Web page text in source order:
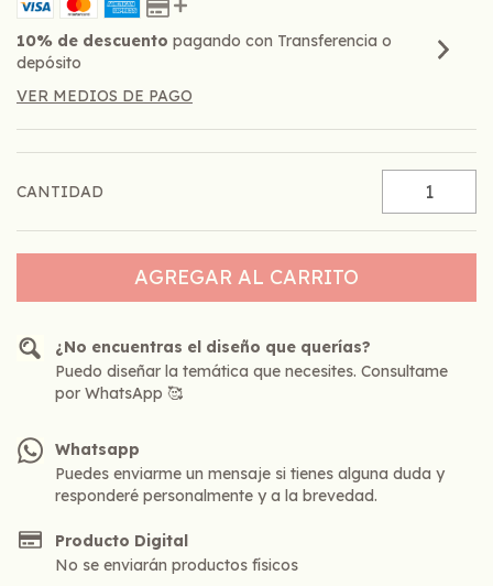
10% de descuento pagando con Transferencia o
depósito
VER MEDIOS DE PAGO
CANTIDAD
¿No encuentras el diseño que querías?
Puedo diseñar la temática que necesites. Consultame
por WhatsApp 🥰
Whatsapp
Puedes enviarme un mensaje si tienes alguna duda y
responderé personalmente y a la brevedad.
Producto Digital
No se enviarán productos físicos